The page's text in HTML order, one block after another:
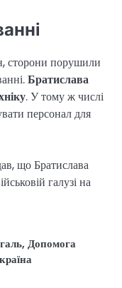
сторони порушили
Братислава
. У тому ж числі
персонал для
що Братислава
галузі на
, Допомога